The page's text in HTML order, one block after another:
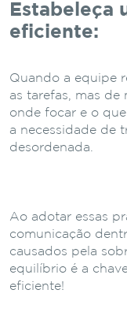
Estabeleça
eficiente:
Quando a equipe
as tarefas, mas de
onde focar e o
a necessidade de
desordenada.
Ao adotar essas
comunicação
causados pela
equilíbrio é a
eficiente!